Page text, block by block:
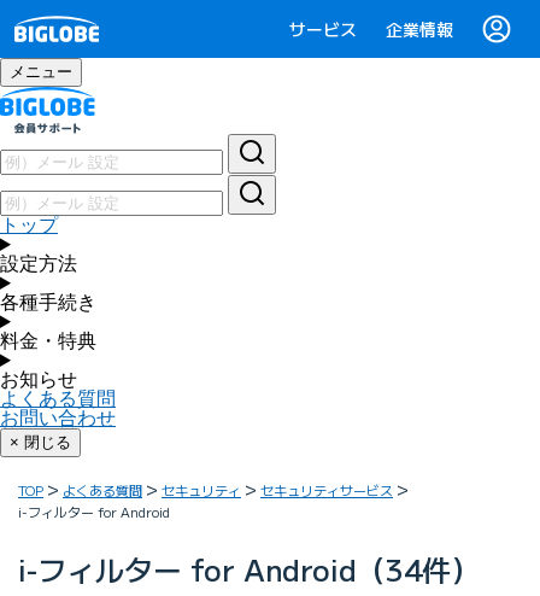
サービス 企業情報
メニュー
トップ
設定方法
各種手続き
料金・特典
お知らせ
よくある質問
お問い合わせ
× 閉じる
TOP よくある質問 セキュリティ
セキュリティサービス
i-フィルター for Android
i-フィルター for Android（34件）